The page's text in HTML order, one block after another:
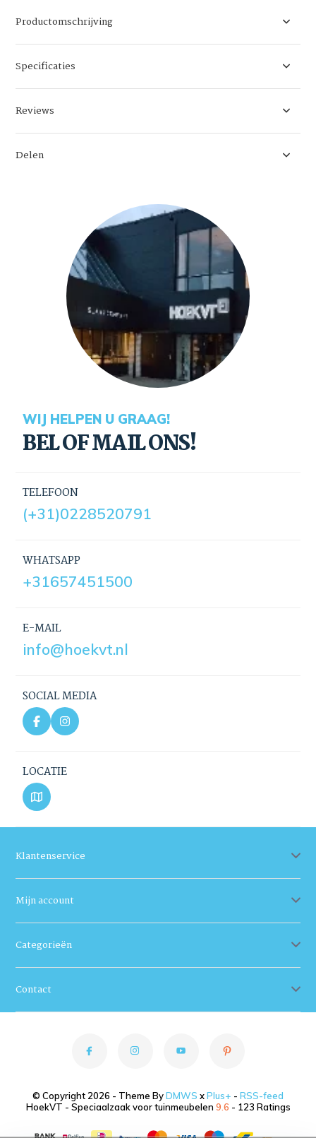
Productomschrijving
Specificaties
Reviews
Delen
WIJ HELPEN U GRAAG!
BEL OF MAIL ONS!
TELEFOON
(+31)0228520791
E-MAIL
info@hoekvt.nl
WHATSAPP
+31657451500
SOCIAL MEDIA
LOCATIE
Klantenservice
Mijn account
Categorieën
Contact
© Copyright 2026 - Theme ByDMWS xPlus+ - RSS-feed
HoekVT - Speciaalzaak voor tuinmeubelen 9.6 - 123 Ratings